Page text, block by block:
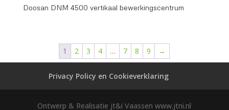
Doosan DNM 4500 vertikaal bewerkingscentrum
1 2 3 4 … 7 8 9 →
Privacy Policy en Cookieverklaring
Ontwerp & Realisatie jt&i Vaassen www.jtni.nl